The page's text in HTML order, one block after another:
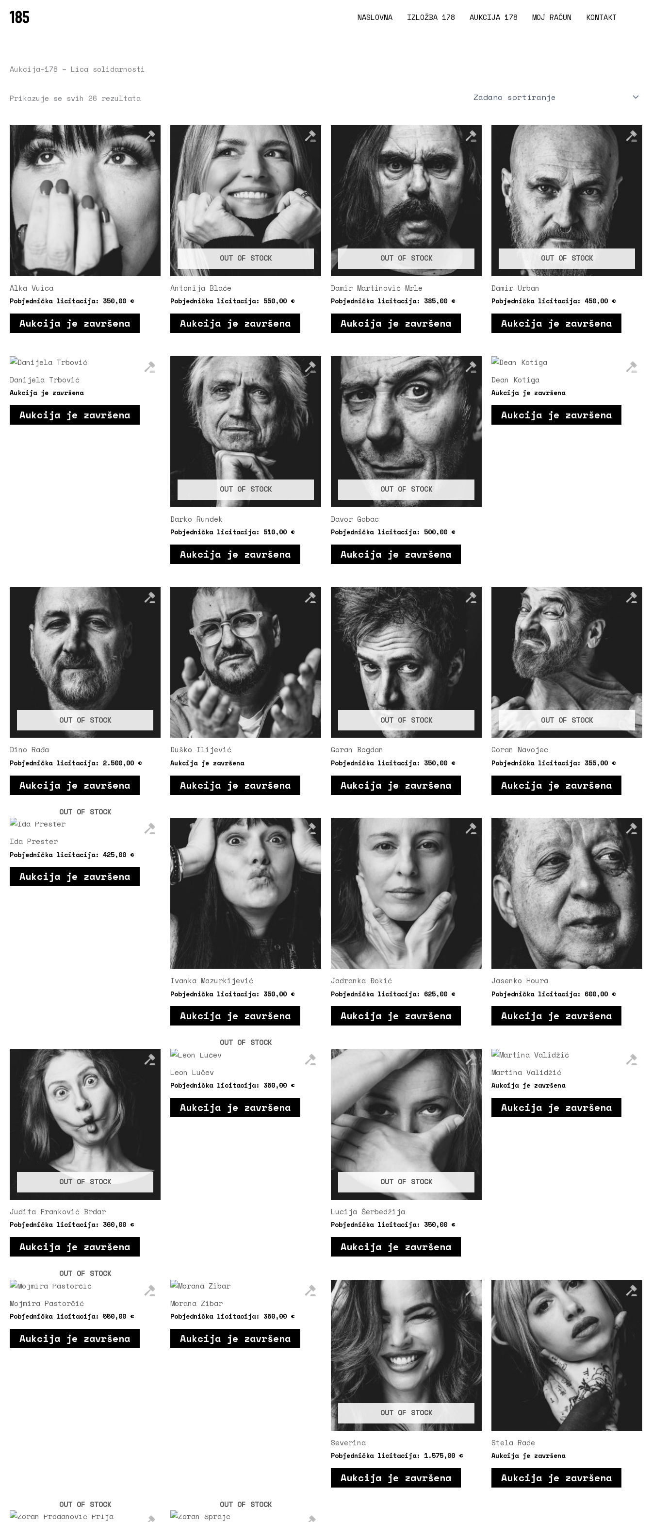
NASLOVNA IZLOŽBA 178 AUKCIJA 178 MOJ RAČUN KONTAKT
Aukcija-178 – Lica solidarnosti
Prikazuje se svih 26 rezultata
Alka Vuica
Pobjednička licitacija: 350,00 €
Aukcija je završena
OUT OF STOCK
Antonija Blaće
Pobjednička licitacija: 550,00 €
Aukcija je završena
OUT OF STOCK
Damir Martinović Mrle
Pobjednička licitacija: 385,00 €
Aukcija je završena
OUT OF STOCK
Damir Urban
Pobjednička licitacija: 450,00 €
Aukcija je završena
Danijela Trbović
Aukcija je završena
Aukcija je završena
OUT OF STOCK
Darko Rundek
Pobjednička licitacija: 510,00 €
Aukcija je završena
OUT OF STOCK
Davor Gobac
Pobjednička licitacija: 500,00 €
Aukcija je završena
Dean Kotiga
Aukcija je završena
Aukcija je završena
OUT OF STOCK
Dino Rađa
Pobjednička licitacija: 2.500,00 €
Aukcija je završena
Duško Ilijević
Aukcija je završena
Aukcija je završena
OUT OF STOCK
Goran Bogdan
Pobjednička licitacija: 350,00 €
Aukcija je završena
OUT OF STOCK
Goran Navojec
Pobjednička licitacija: 355,00 €
Aukcija je završena
OUT OF STOCK
Ida Prester
Pobjednička licitacija: 425,00 €
Aukcija je završena
Ivanka Mazurkijević
Pobjednička licitacija: 350,00 €
Aukcija je završena
Jadranka Đokić
Pobjednička licitacija: 625,00 €
Aukcija je završena
Jasenko Houra
Pobjednička licitacija: 600,00 €
Aukcija je završena
OUT OF STOCK
Judita Franković Brdar
Pobjednička licitacija: 360,00 €
Aukcija je završena
OUT OF STOCK
Leon Lučev
Pobjednička licitacija: 350,00 €
Aukcija je završena
OUT OF STOCK
Lucija Šerbedžija
Pobjednička licitacija: 350,00 €
Aukcija je završena
Martina Validžić
Aukcija je završena
Aukcija je završena
OUT OF STOCK
Mojmira Pastorčić
Pobjednička licitacija: 550,00 €
Aukcija je završena
Morana Zibar
Pobjednička licitacija: 350,00 €
Aukcija je završena
OUT OF STOCK
Severina
Pobjednička licitacija: 1.575,00 €
Aukcija je završena
Stela Rade
Aukcija je završena
Aukcija je završena
OUT OF STOCK OUT OF STOCK